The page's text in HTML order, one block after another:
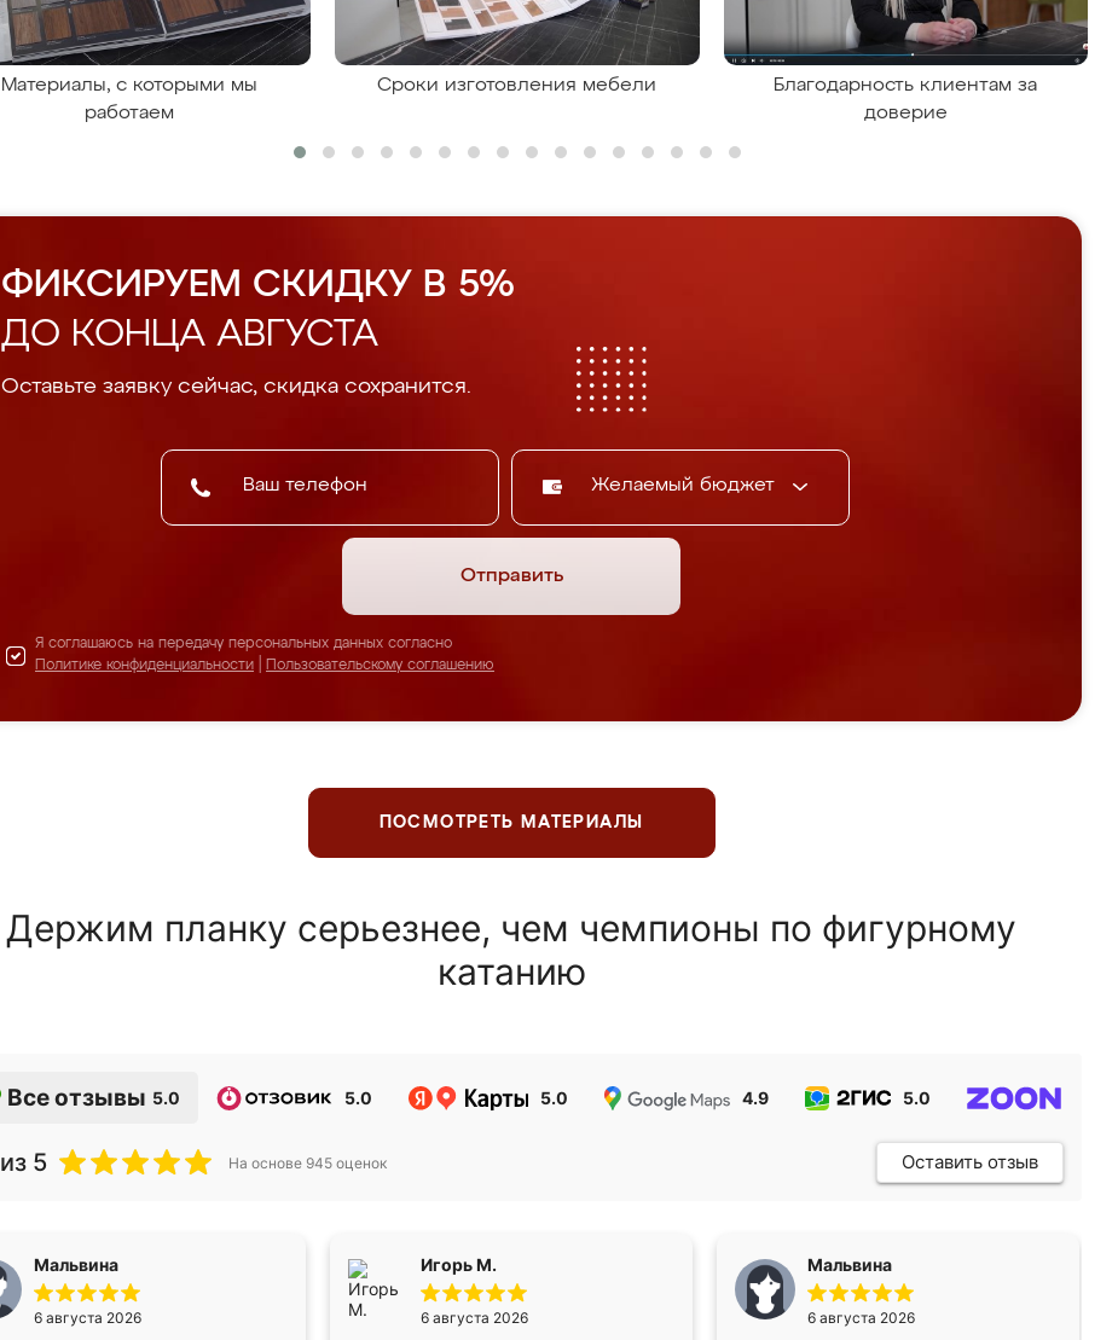
Материалы, с которыми мы
работаем
Сроки изготовления мебели
Благодарность клиентам за
доверие
ФИКСИРУЕМ СКИДКУ В 5%
ДО КОНЦА АВГУСТА
Оставьте заявку сейчас, скидка сохранится.
Желаемый бюджет
Отправить
Я соглашаюсь на передачу персональных данных согласно
Политике конфиденциальности
Пользовательскому соглашению
ПОСМОТРЕТЬ МАТЕРИАЛЫ
Держим планку серьезнее, чем чемпионы по фигурному
катанию
Все отзывы 5.0 5.0 5.0 4.9 5.0
из 5 На основе 945 оценок Оставить отзыв
Мальвина
6 августа 2026
Игорь М.
6 августа 2026
Мальвина
6 августа 2026